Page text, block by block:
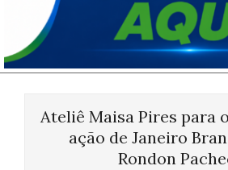
Ateliê Maisa Pires para
ação de Janeiro
Rondon